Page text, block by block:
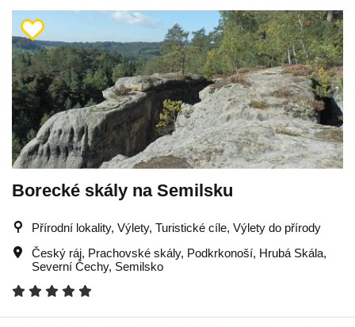
Borecké skály na Semilsku
Přírodní lokality, Výlety, Turistické cíle, Výlety do přírody
Český ráj, Prachovské skály, Podkrkonoší, Hrubá Skála,
Severní Čechy, Semilsko